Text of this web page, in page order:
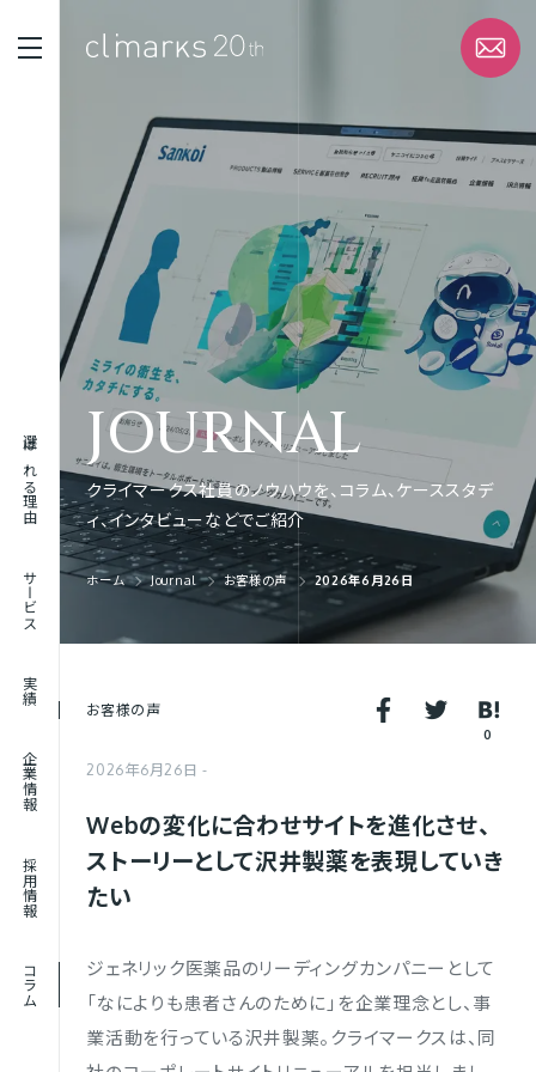
選ばれる理由
サービス
実績
企業情報
採用情報
コラム
STRENGTH
選ばれる理由
SERVICE
サービス
WORK
実績
ABOUT
企業情報
RECRUIT
採用情報
JOURNAL
クライマークス社員のノウハウを、コラム、ケーススタデ
ィ、インタビューなどでご紹介
ホーム Journal お客様の声 2026年6月26日
0
お客様の声
2026年6月26日
Webの変化に合わせサイトを進化させ、
ストーリーとして沢井製薬を表現していき
たい
ジェネリック医薬品のリーディングカンパニーとして
「なによりも患者さんのために」を企業理念とし、事
業活動を行っている沢井製薬。クライマークスは、同